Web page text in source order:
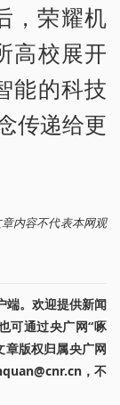
，荣耀机
高校展开
能的科技
传递给更
内容不代表本网观
端。欢迎提供新闻
可通过央广网“啄
章版权归属央广网
，不